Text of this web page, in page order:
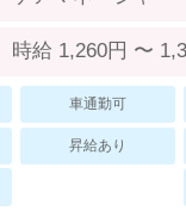
問い合わせ
採用担当者様はこ
キャリアスマイルと
イルカのsmileコ
FAQ
時給 1,260円 〜
車通勤可
昇給あり